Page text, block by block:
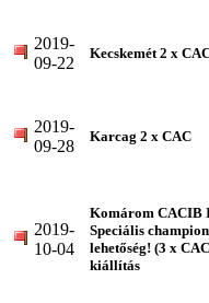
2019-
09-22
Kecskemét 2 x
2019-
09-28
Karcag 2 x CAC
2019-
10-04
Komárom CACIB
Speciális
lehetőség! (3 x
kiállítás